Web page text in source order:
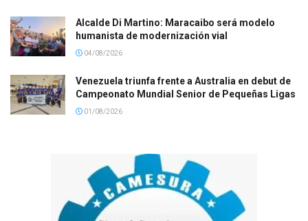
Alcalde Di Martino: Maracaibo será modelo
humanista de modernización vial
04/08/2026
Venezuela triunfa frente a Australia en debut de
Campeonato Mundial Senior de Pequeñas Ligas
01/08/2026